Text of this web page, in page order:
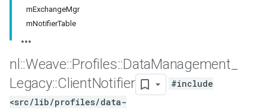
mExchangeMgr
mNotifierTable
nl ::Weave::Profiles::DataManagement
Legacy::ClientNotifier
#include
<src/lib/profiles/data-